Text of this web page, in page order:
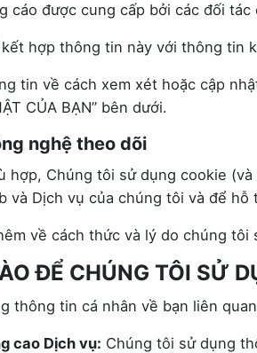
cáo được cung cấp bởi các đối tác
hợp thông tin này với thông tin
tin về cách xem xét hoặc cập
CỦA BẠN” bên dưới.
nghệ theo dõi
hợp, Chúng tôi sử dụng cookie
và Dịch vụ của chúng tôi và để
về cách thức và lý do chúng
ĐỂ CHÚNG TÔI SỬ
thông tin cá nhân về bạn liên
cao Dịch vụ: Chúng tôi sử dụng